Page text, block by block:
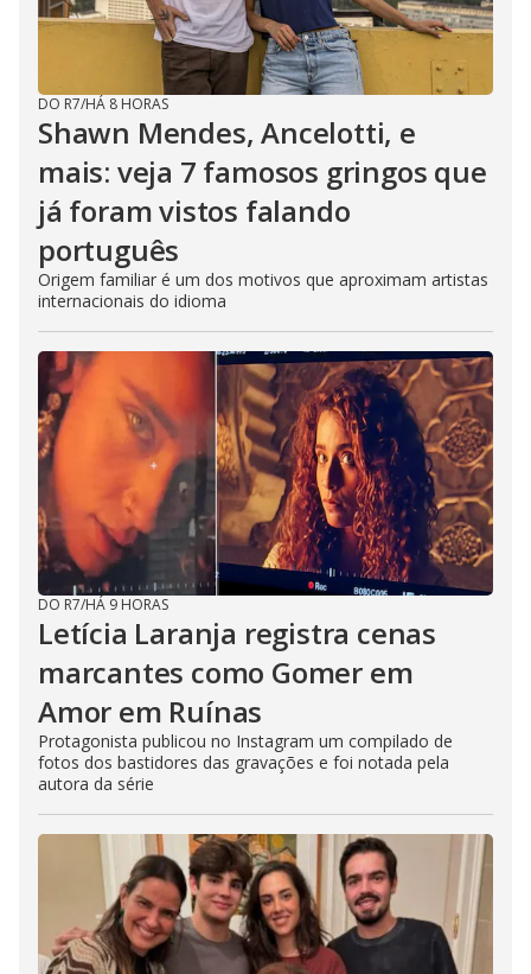
DO R7/HÁ 8 HORAS
Shawn Mendes, Ancelotti, e
mais: veja 7 famosos gringos que
já foram vistos falando
português
Origem familiar é um dos motivos que aproximam artistas
internacionais do idioma
DO R7/HÁ 9 HORAS
Letícia Laranja registra cenas
marcantes como Gomer em
Amor em Ruínas
Protagonista publicou no Instagram um compilado de
fotos dos bastidores das gravações e foi notada pela
autora da série